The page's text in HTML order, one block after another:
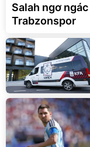
Salah ngơ
Trabzonspor